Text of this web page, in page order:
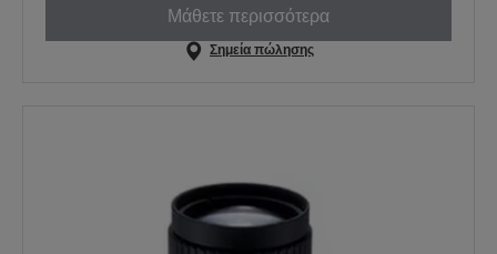
Μάθετε περισσότερα
Σημεία πώλησης